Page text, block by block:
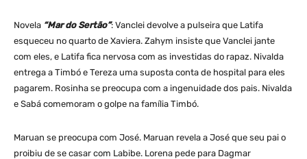
Novela “Mar do Sertão”: Vanclei devolve a pulseira que Latifa
esqueceu no quarto de Xaviera. Zahym insiste que Vanclei jante
com eles, e Latifa fica nervosa com as investidas do rapaz. Nivalda
entrega a Timbó e Tereza uma suposta conta de hospital para eles
pagarem. Rosinha se preocupa com a ingenuidade dos pais. Nivalda
e Sabá comemoram o golpe na família Timbó.
Maruan se preocupa com José. Maruan revela a José que seu pai o
proibiu de se casar com Labibe. Lorena pede para Dagmar